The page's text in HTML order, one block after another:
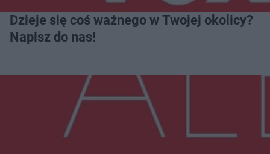
Dzieje się coś ważnego w Twojej okolicy?
Napisz do nas!
Więcej